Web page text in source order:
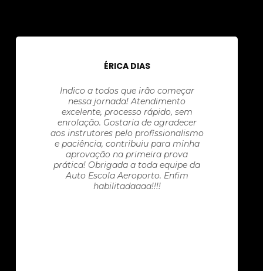
ÉRICA DIAS
Indico a todos que irão começar
nessa jornada! Atendimento
excelente, processo rápido, sem
enrolação. Gostaria de agradecer
aos instrutores pelo profissionalismo
e paciência, contribuiu para minha
aprovação na primeira prova
prática! Obrigada a toda equipe da
Auto Escola Aeroporto. Enfim
habilitadaaaa!!!!